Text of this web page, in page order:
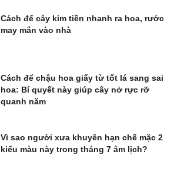
Cách để cây kim tiền nhanh ra hoa, rước
may mắn vào nhà
Cách để chậu hoa giấy từ tốt lá sang sai
hoa: Bí quyết này giúp cây nở rực rỡ
quanh năm
Vì sao người xưa khuyên hạn chế mặc 2
kiểu màu này trong tháng 7 âm lịch?